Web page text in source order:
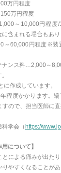
万円程度
万円程度
～10,000円程
含まれる場合もあり
～60,000円程度※装
ナンス料…2,000～
作成しています。
程度かかります。
ので、担当医師に
学会（ https://
について】
による痛みが出た
やすくなることが